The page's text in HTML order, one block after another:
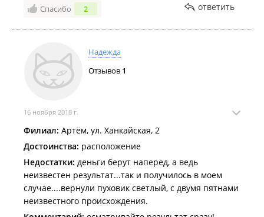
позвонили о готовности, нарушили сроки.
Спасибо 2 ответить
Надежда
Отзывов 1
16 ноября 2018 г.
Филиал: Артём, ул. Ханкайская, 2
Достоинства: расположение
Недостатки: деньги берут наперед, а ведь
неизвестен результат...так и получилось в моем
случае....вернули пуховик светлый, с двумя пятнами
неизвестного происхождения.